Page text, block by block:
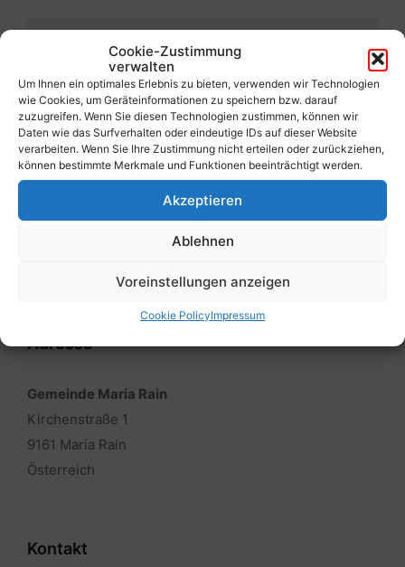
Cookie-Zustimmung
verwalten
Um Ihnen ein optimales Erlebnis zu bieten, verwenden wir Technologien
wie Cookies, um Geräteinformationen zu speichern bzw. darauf
zuzugreifen. Wenn Sie diesen Technologien zustimmen, können wir
Daten wie das Surfverhalten oder eindeutige IDs auf dieser Website
verarbeiten. Wenn Sie Ihre Zustimmung nicht erteilen oder zurückziehen,
können bestimmte Merkmale und Funktionen beeinträchtigt werden.
Akzeptieren
Ablehnen
Voreinstellungen anzeigen
Cookie PolicyImpressum
Vorherige
Lorenz Wisounig
Nächste
Katrin Kraut
Adresse
Gemeinde Maria Rain
Kirchenstraße 1
9161 Maria Rain
Österreich
Kontakt